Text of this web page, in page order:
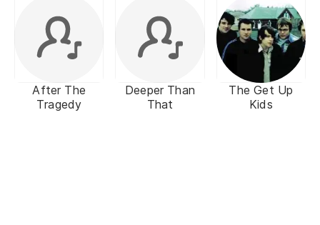
After The
Tragedy
Deeper Than
That
The Get Up
Kids